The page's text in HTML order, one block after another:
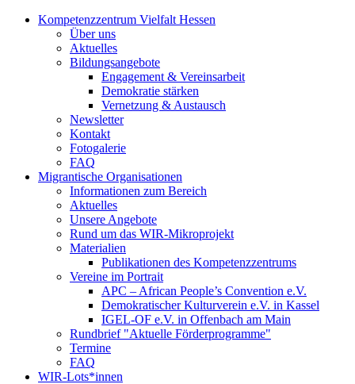
Kompetenzzentrum Vielfalt Hessen
Über uns
Aktuelles
Bildungsangebote
Engagement & Vereinsarbeit
Demokratie stärken
Vernetzung & Austausch
Newsletter
Kontakt
Fotogalerie
FAQ
Migrantische Organisationen
Informationen zum Bereich
Aktuelles
Unsere Angebote
Rund um das WIR-Mikroprojekt
Materialien
Publikationen des Kompetenzzentrums
Vereine im Portrait
APC – African People’s Convention e.V.
Demokratischer Kulturverein e.V. in Kassel
IGEL-OF e.V. in Offenbach am Main
Rundbrief "Aktuelle Förderprogramme"
Termine
FAQ
WIR-Lots*innen